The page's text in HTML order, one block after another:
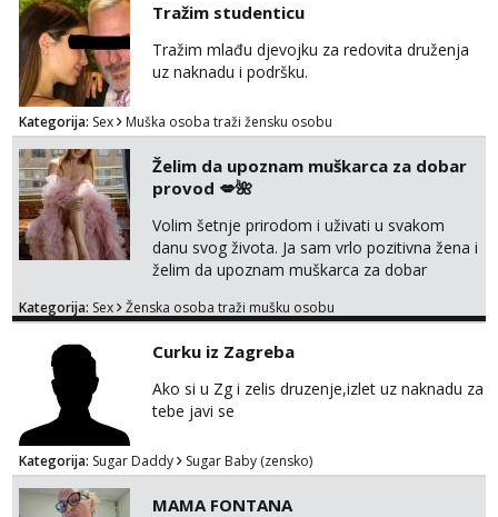
nezaboravna iskustva. Senzualno i
zavodljivo… Čekam da vas osobno uvjerim.
😘❤️ Prepustite se strašću i ekstazi prekrasne
brinete, vrlo senzualne i osjetljive. 😍😍 Ov...
Tražim studenticu
Tražim mlađu djevojku za redovita druženja
uz naknadu i podršku.
Kategorija: Sex Muška osoba traži žensku osobu
Želim da upoznam muškarca za dobar
provod 💋🌺
Volim šetnje prirodom i uživati u svakom
danu svog života. Ja sam vrlo pozitivna žena i
želim da upoznam muškarca za dobar
na link ispod i nadji me tamo, cekam te!
Kategorija: Sex Ženska osoba traži mušku osobu
Curku iz Zagreba
Ako si u Zg i zelis druzenje,izlet uz naknadu za
tebe javi se
Kategorija: Sugar Daddy Sugar Baby (zensko)
MAMA FONTANA